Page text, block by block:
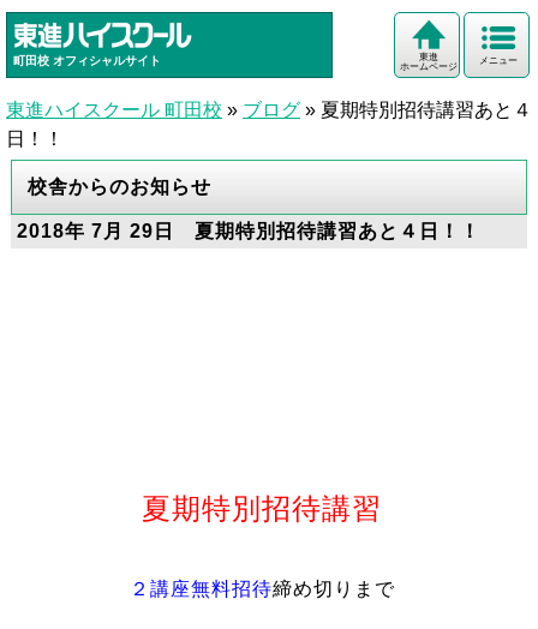
町田校 オフィシャルサイト メニュー
東進
ホームページ
東進ハイスクール 町田校 » ブログ » 夏期特別招待講習あと４
日！！
校舎からのお知らせ
2018年 7月 29日 夏期特別招待講習あと４日！！
夏期特別招待講習
２講座無料招待締め切りまで